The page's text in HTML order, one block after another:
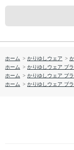
ホーム > かりゆしウェア >
ホーム > かりゆしウェア ブ
ホーム > かりゆしウェア ブ
ホーム > かりゆしウェア ブ